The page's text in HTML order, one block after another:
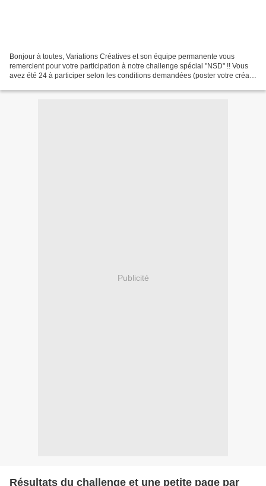
Bonjour à toutes, Variations Créatives et son équipe permanente vous
remercient pour votre participation à notre challenge spécial "NSD" !! Vous
avez été 24 à participer selon les conditions demandées (poster votre créa
Publicité
Résultats du challenge et une petite page par